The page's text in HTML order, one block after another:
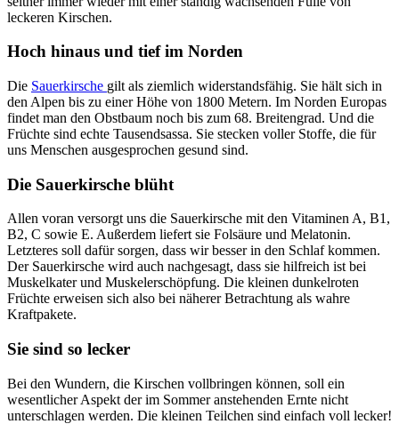
leckeren Kirschen.
Hoch hinaus und tief im Norden
Die Sauerkirsche gilt als ziemlich widerstandsfähig. Sie hält sich in
den Alpen bis zu einer Höhe von 1800 Metern. Im Norden Europas
findet man den Obstbaum noch bis zum 68. Breitengrad. Und die
Früchte sind echte Tausendsassa. Sie stecken voller Stoffe, die für
uns Menschen ausgesprochen gesund sind.
Die Sauerkirsche blüht
Allen voran versorgt uns die Sauerkirsche mit den Vitaminen A, B1,
B2, C sowie E. Außerdem liefert sie Folsäure und Melatonin.
Letzteres soll dafür sorgen, dass wir besser in den Schlaf kommen.
Der Sauerkirsche wird auch nachgesagt, dass sie hilfreich ist bei
Muskelkater und Muskelerschöpfung. Die kleinen dunkelroten
Früchte erweisen sich also bei näherer Betrachtung als wahre
Kraftpakete.
Sie sind so lecker
Bei den Wundern, die Kirschen vollbringen können, soll ein
wesentlicher Aspekt der im Sommer anstehenden Ernte nicht
unterschlagen werden. Die kleinen Teilchen sind einfach voll lecker!